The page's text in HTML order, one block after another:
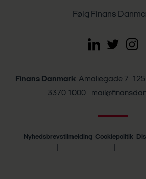
Følg Finans
Finans DanmarkAmaliegade 7
3370 1000
Nyhedsbrevstilmelding Cookiepolitik